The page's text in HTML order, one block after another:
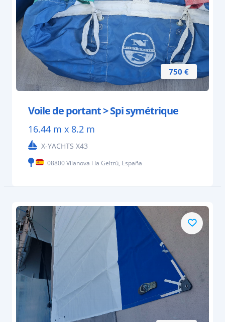
750 €
Voile de portant > Spi symétrique
16.44 m x 8.2 m
X-YACHTS X43
08800 Vilanova i la Geltrú, España